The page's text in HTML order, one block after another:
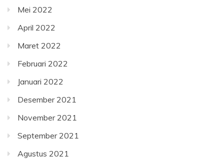
Mei 2022
April 2022
Maret 2022
Februari 2022
Januari 2022
Desember 2021
November 2021
September 2021
Agustus 2021